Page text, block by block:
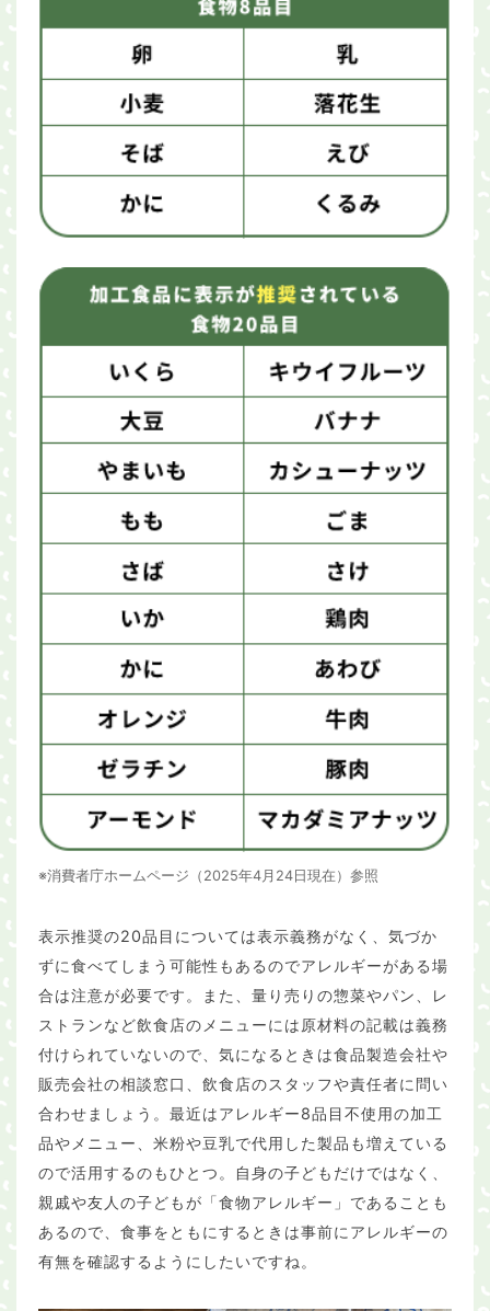
※消費者庁ホームページ（2025年4月24日現在）参照
表示推奨の20品目については表示義務がなく、気づか
ずに食べてしまう可能性もあるのでアレルギーがある場
合は注意が必要です。また、量り売りの惣菜やパン、レ
ストランなど飲食店のメニューには原材料の記載は義務
付けられていないので、気になるときは食品製造会社や
販売会社の相談窓口、飲食店のスタッフや責任者に問い
合わせましょう。最近はアレルギー8品目不使用の加工
品やメニュー、米粉や豆乳で代用した製品も増えている
ので活用するのもひとつ。自身の子どもだけではなく、
親戚や友人の子どもが「食物アレルギー」であることも
あるので、食事をともにするときは事前にアレルギーの
有無を確認するようにしたいですね。